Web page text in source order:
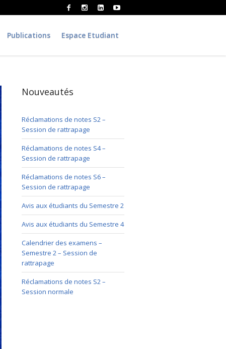
Publications Espace Etudiant
Nouveautés
Réclamations de notes S2 –
Session de rattrapage
Réclamations de notes S4 –
Session de rattrapage
Réclamations de notes S6 –
Session de rattrapage
Avis aux étudiants du Semestre 2
Avis aux étudiants du Semestre 4
Calendrier des examens –
Semestre 2 – Session de
rattrapage
Réclamations de notes S2 –
Session normale